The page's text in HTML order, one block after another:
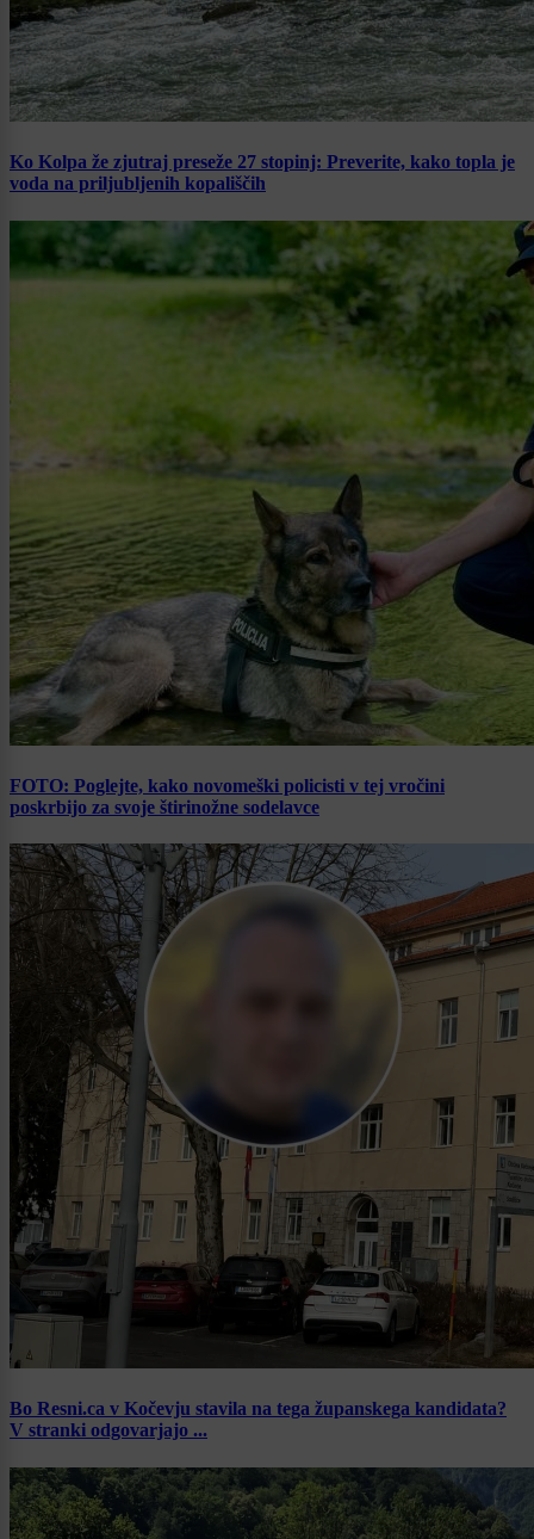
Ko Kolpa že zjutraj preseže 27 stopinj: Preverite, kako topla je
voda na priljubljenih kopališčih
FOTO: Poglejte, kako novomeški policisti v tej vročini
poskrbijo za svoje štirinožne sodelavce
Bo Resni.ca v Kočevju stavila na tega županskega kandidata?
V stranki odgovarjajo ...